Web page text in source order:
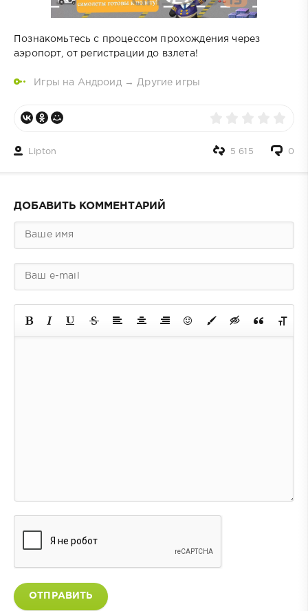
Познакомьтесь с процессом прохождения через
аэропорт, от регистрации до взлета!
Игры на Андроид → Другие игры
Lipton 0
5 615
ДОБАВИТЬ КОММЕНТАРИЙ
ОТПРАВИТЬ